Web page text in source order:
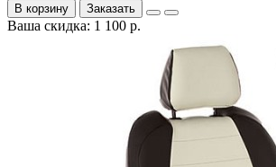
В корзину Заказать
Ваша скидка: 1 100 р.